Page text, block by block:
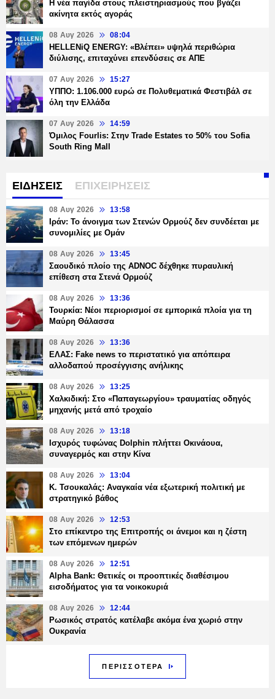
Η νέα παγίδα στους πλειστηριασμούς που βγάζει
ακίνητα εκτός αγοράς
08 Αυγ 2026 08:04
HELLENiQ ENERGY: «Βλέπει» υψηλά περιθώρια
διύλισης, επιταχύνει επενδύσεις σε ΑΠΕ
07 Αυγ 2026 15:27
ΥΠΠΟ: 1.106.000 ευρώ σε Πολυθεματικά Φεστιβάλ σε
όλη την Ελλάδα
07 Αυγ 2026 14:59
Όμιλος Fourlis: Στην Trade Estates το 50% του Sofia
South Ring Mall
ΕΙΔΗΣΕΙΣ ΕΠΙΧΕΙΡΗΣΕΙΣ
08 Αυγ 2026 13:58
Ιράν: Το άνοιγμα των Στενών Ορμούζ δεν συνδέεται με
συνομιλίες με Ομάν
08 Αυγ 2026 13:45
Σαουδικό πλοίο της ADNOC δέχθηκε πυραυλική
επίθεση στα Στενά Ορμούζ
08 Αυγ 2026 13:36
Τουρκία: Νέοι περιορισμοί σε εμπορικά πλοία για τη
Μαύρη Θάλασσα
08 Αυγ 2026 13:36
ΕΛΑΣ: Fake news το περιστατικό για απόπειρα
αλλοδαπού προσέγγισης ανήλικης
08 Αυγ 2026 13:25
Χαλκιδική: Στο «Παπαγεωργίου» τραυματίας οδηγός
μηχανής μετά από τροχαίο
08 Αυγ 2026 13:18
Ισχυρός τυφώνας Dolphin πλήττει Οκινάουα,
συναγερμός και στην Κίνα
08 Αυγ 2026 13:04
Κ. Τσουκαλάς: Αναγκαία νέα εξωτερική πολιτική με
στρατηγικό βάθος
08 Αυγ 2026 12:53
Στο επίκεντρο της Επιτροπής οι άνεμοι και η ζέστη
των επόμενων ημερών
08 Αυγ 2026 12:51
Alpha Bank: Θετικές οι προοπτικές διαθέσιμου
εισοδήματος για τα νοικοκυριά
08 Αυγ 2026 12:44
Ρωσικός στρατός κατέλαβε ακόμα ένα χωριό στην
Ουκρανία
ΠΕΡΙΣΣΟΤΕΡΑ